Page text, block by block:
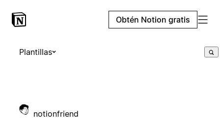
Obtén Notion gratis
Plantillas
notionfriend